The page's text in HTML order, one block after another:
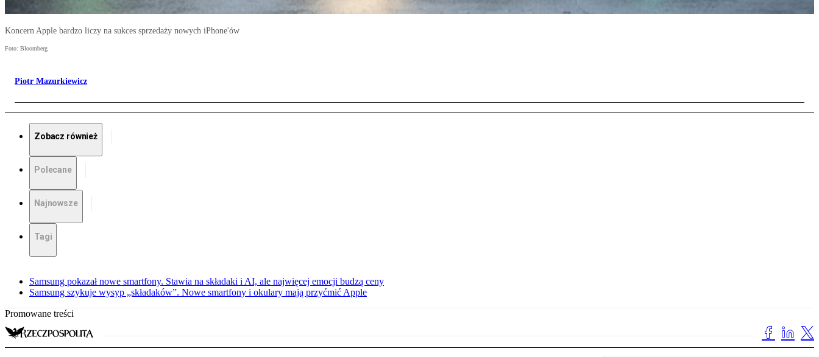
Koncern Apple bardzo liczy na sukces sprzedaży nowych iPhone'ów
Foto: Bloomberg
Piotr Mazurkiewicz
Zobacz również
Polecane
Najnowsze
Tagi
Samsung pokazał nowe smartfony. Stawia na składaki i AI, ale najwięcej emocji budzą ceny
Samsung szykuje wysyp „składaków”. Nowe smartfony i okulary mają przyćmić Apple
Promowane treści